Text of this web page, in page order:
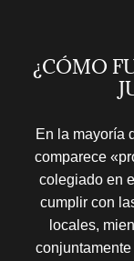
¿CÓMO
En la mayoría
comparece
colegiado en
cumplir con
locales,